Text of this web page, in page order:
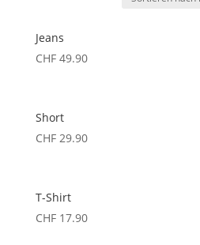
Jeans
CHF49.90
Short
CHF29.90
T-Shirt
CHF17.90